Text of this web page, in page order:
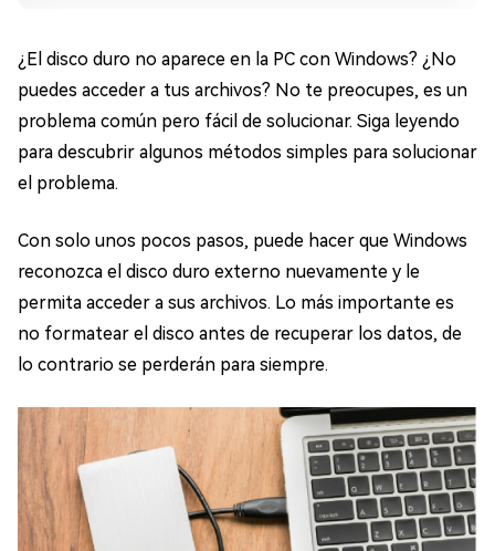
¿El disco duro no aparece en la PC con Windows? ¿No
puedes acceder a tus archivos? No te preocupes, es un
problema común pero fácil de solucionar. Siga leyendo
para descubrir algunos métodos simples para solucionar
el problema.
Con solo unos pocos pasos, puede hacer que Windows
reconozca el disco duro externo nuevamente y le
permita acceder a sus archivos. Lo más importante es
no formatear el disco antes de recuperar los datos, de
lo contrario se perderán para siempre.